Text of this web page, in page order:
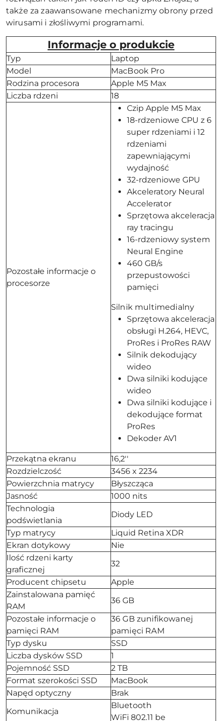
także za zaawansowane mechanizmy obrony przed
wirusami i złośliwymi programami.
Informacje o produkcie
Typ
Laptop
Model
MacBook Pro
Rodzina procesora
Apple M5 Max
Liczba rdzeni
18
Pozostałe informacje o
procesorze
Czip Apple M5 Max
18-rdzeniowe CPU z 6
super rdzeniami i 12
rdzeniami
zapewniającymi
wydajność
32-rdzeniowe GPU
Akceleratory Neural
Accelerator
Sprzętowa akceleracja
ray tracingu
16-rdzeniowy system
Neural Engine
460 GB/s
przepustowości
pamięci
Silnik multimedialny
Sprzętowa akceleracja
obsługi H.264, HEVC,
ProRes i ProRes RAW
Silnik dekodujący
wideo
Dwa silniki kodujące
wideo
Dwa silniki kodujące i
dekodujące format
ProRes
Dekoder AV1
Przekątna ekranu
16,2''
Rozdzielczość
3456 x 2234
Powierzchnia matrycy
Błyszcząca
Jasność
1000 nits
Technologia
podświetlania
Diody LED
Typ matrycy
Liquid Retina XDR
Ekran dotykowy
Nie
Ilość rdzeni karty
graficznej
32
Producent chipsetu
Apple
Zainstalowana pamięć
RAM
36 GB
Pozostałe informacje o
pamięci RAM
36 GB zunifikowanej
pamięci RAM
Typ dysku
SSD
Liczba dysków SSD
1
Pojemność SSD
2 TB
Format szerokości SSD
MacBook
Napęd optyczny
Brak
Komunikacja
Bluetooth
WiFi 802.11 be